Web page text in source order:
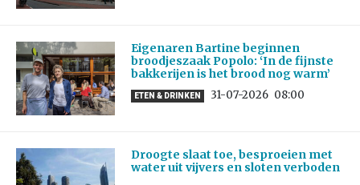
Eigenaren Bartine beginnen
broodjeszaak Popolo: ‘In de fijnste
bakkerijen is het brood nog warm’
ETEN & DRINKEN 31-07-2026 08:00
Droogte slaat toe, besproeien met
water uit vijvers en sloten verboden